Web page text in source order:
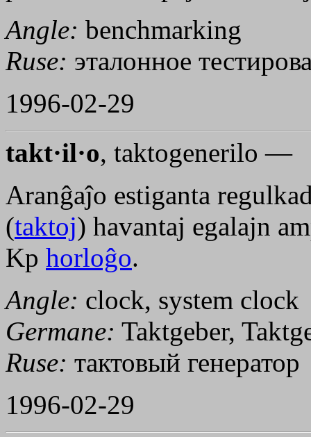
Angle: benchmarking
Ruse: эталонное
1996-02-29
takt·il·o, taktogenerilo —
Aranĝaĵo estiganta
(taktoj) havantaj egalajn
Kp horloĝo.
Angle: clock, system clock
Germane: Taktgeber,
Ruse: тактовый генератор
1996-02-29